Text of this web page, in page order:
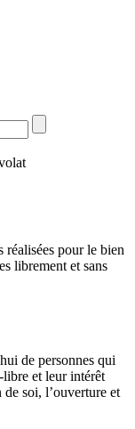
réalisées pour le bien
librement et sans
de personnes qui
libre et leur intérêt
de soi, l’ouverture et